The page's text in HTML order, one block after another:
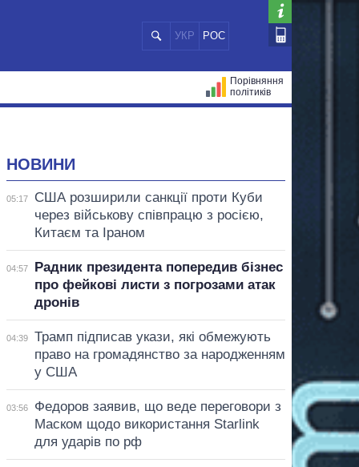
УКР РОС
Порівняння
політиків
НОВИНИ
05:17
США розширили санкції проти Куби
через військову співпрацю з росією,
Китаєм та Іраном
04:57
Радник президента попередив бізнес
про фейкові листи з погрозами атак
дронів
04:39
Трамп підписав укази, які обмежують
право на громадянство за народженням
у США
03:56
Федоров заявив, що веде переговори з
Маском щодо використання Starlink
для ударів по рф